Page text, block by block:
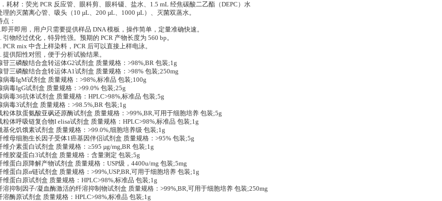
耗材：荧光 PCR 反应管、眼科剪、眼科镊、盐水、1.5 mL 经焦碳酸二乙酯（DEPC）水
理的灭菌离心管、吸头（10 µL、200 µL、1000 µL）、灭菌双蒸水。
点：
即开即用，用户只需要提供样品 DNA 模板，操作简单，定量准确快速。
引物经过优化，特异性强。预期的 PCR 产物长度为 560 bp。
PCR mix 中含上样染料，PCR 后可以直接上样电泳。
提供阳性对照，便于分析试验结果。
苷三磷酸结合盒转运体G2试剂盒 质量规格：>98%,BR 包装;1g
苷三磷酸结合盒转运体A1试剂盒 质量规格：>98% 包装;250mg
病毒IgM试剂盒 质量规格：>98%,标准品 包装;100g
病毒IgG试剂盒 质量规格：>99.0% 包装;25g
病毒36抗体试剂盒 质量规格：HPLC>98%,标准品 包装;5g
病毒3试剂盒 质量规格：>98.5%,BR 包装;1g
粒体肽蛋氨酸亚砜还原酶试剂盒 质量规格：>99%,BR,可用于细胞培养 包装;5g
粒体呼吸链复合物I elisa试剂盒 质量规格：HPLC>98%,标准品 包装;1g
基化饥饿素试剂盒 质量规格：>99.0%,细胞培养级 包装;1g
维母细胞生长因子受体1癌基因伴侣试剂盒 质量规格：>95% 包装;5g
维介素蛋白试剂盒 质量规格：≥595 µg/mg,BR 包装;1g
维胶凝蛋白3试剂盒 质量规格：含量测定 包装;5g
维蛋白原降解产物试剂盒 质量规格：USP级，4400u/mg 包装;5mg
维蛋白原α链试剂盒 质量规格：>99%,USP,BR,可用于细胞培养 包装;1g
维蛋白原试剂盒 质量规格：HPLC>98%,标准品 包装;1g
溶抑制因子/凝血酶激活的纤溶抑制物试剂盒 质量规格：>99%,BR,可用于细胞培养 包装;250mg
溶酶原试剂盒 质量规格：HPLC>98%,标准品 包装;1g